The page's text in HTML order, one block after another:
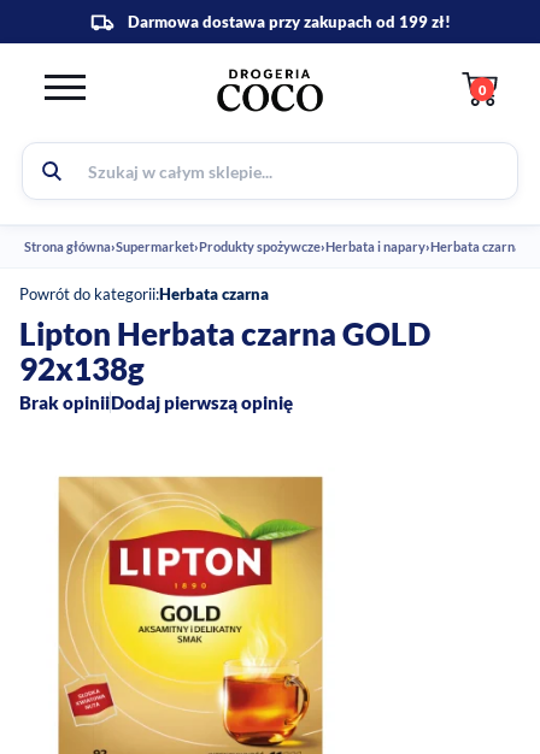
0
Strona główna›Supermarket›Produkty spożywcze›Herbata i napary›Herbata czarna
Powrót do kategorii:Herbata czarna
Lipton Herbata czarna GOLD
92x138g
Brak opiniiDodaj pierwszą opinię